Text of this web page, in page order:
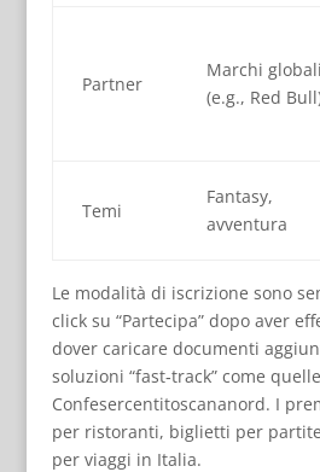
Partner
Marchi globali
(e.g., Red
Temi
Fantasy,
avventura
Le modalità di iscrizione sono
click su “Partecipa” dopo aver
dover caricare documenti
soluzioni “fast‑track” come
Confesercentitoscananord. I
per ristoranti, biglietti per
per viaggi in Italia.